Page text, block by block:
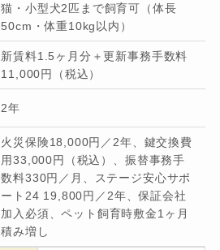
猫・小型犬2匹まで飼育可（体長
50cm・体重10kg以内）
新賃料1.5ヶ月分＋更新事務手数料
11,000円（税込）
2年
火災保険18,000円／2年、鍵交換費
用33,000円（税込）、振替事務手
数料330円／月、ステージ安心サポ
ート24 19,800円／2年、保証会社
加入必須、ペット飼育時敷金1ヶ月
積み増し